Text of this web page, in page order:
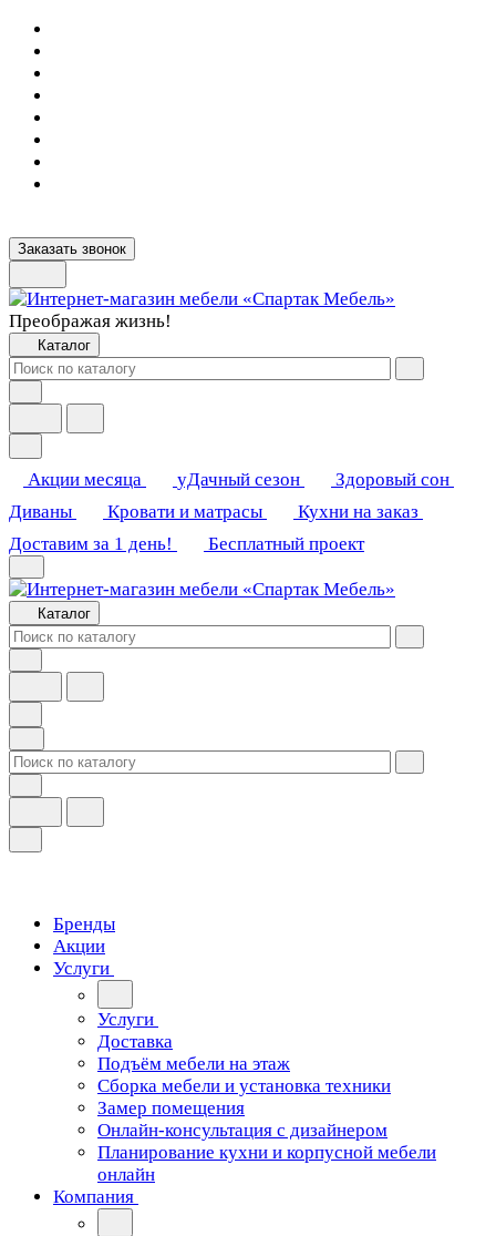
Заказать звонок
Преображая жизнь!
Каталог
Акции месяца уДачный сезон
Здоровый сон
Диваны
Кровати и матрасы
Кухни на заказ
Доставим за 1 день!
Бесплатный проект
Каталог
Бренды
Акции
Услуги
Услуги
Доставка
Подъём мебели на этаж
Сборка мебели и установка техники
Замер помещения
Онлайн-консультация с дизайнером
Планирование кухни и корпусной мебели
онлайн
Компания